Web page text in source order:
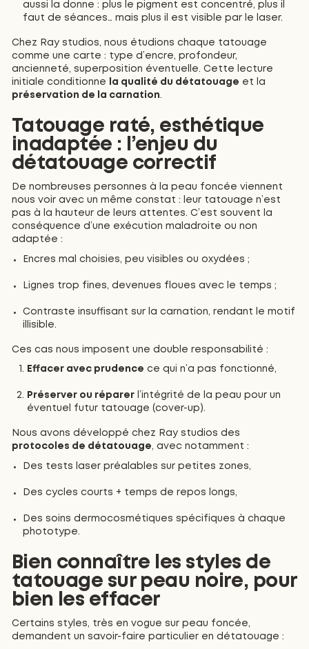
aussi la donne : plus le pigment est concentré, plus il
faut de séances… mais plus il est visible par le laser.
Chez Ray studios, nous étudions chaque tatouage
comme une carte : type d’encre, profondeur,
ancienneté, superposition éventuelle. Cette lecture
initiale conditionne
la qualité du détatouage et la
préservation de la carnation.
Tatouage raté, esthétique
inadaptée : l’enjeu du
détatouage correctif
De nombreuses personnes à la peau foncée viennent
nous voir avec un même constat : leur tatouage n’est
pas à la hauteur de leurs attentes. C’est souvent la
conséquence d’une exécution maladroite ou non
adaptée :
Encres mal choisies, peu visibles ou oxydées ;
Lignes trop fines, devenues floues avec le temps ;
Contraste insuffisant sur la carnation, rendant le motif
illisible.
Ces cas nous imposent une double responsabilité :
Effacer avec prudence ce qui n’a pas fonctionné,
Préserver ou réparerl’intégrité de la peau pour un
éventuel futur tatouage (cover-up).
Nous avons développé chez Ray studios des
protocoles de détatouage, avec notamment :
Des tests laser préalables sur petites zones,
Des cycles courts + temps de repos longs,
Des soins dermocosmétiques spécifiques à chaque
phototype.
Bien connaître les styles de
tatouage sur peau noire, pour
bien les effacer
Certains styles, très en vogue sur peau foncée,
demandent un savoir-faire particulier en détatouage :